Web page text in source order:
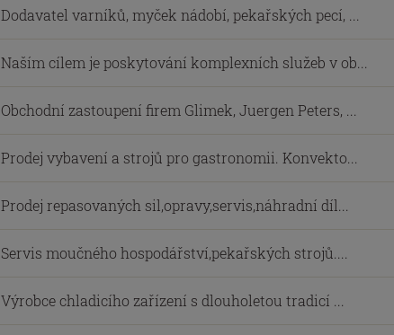
Dodavatel varníků, myček nádobí, pekařských pecí, ...
Naším cílem je poskytování komplexních služeb v ob...
Obchodní zastoupení firem Glimek, Juergen Peters, ...
Prodej vybavení a strojů pro gastronomii. Konvekto...
Prodej repasovaných sil,opravy,servis,náhradní díl...
Servis moučného hospodářství,pekařských strojů....
Výrobce chladicího zařízení s dlouholetou tradicí ...